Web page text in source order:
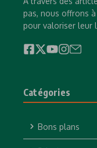
pas, nous offrons
pour valoriser leur
Catégories
Bons plans